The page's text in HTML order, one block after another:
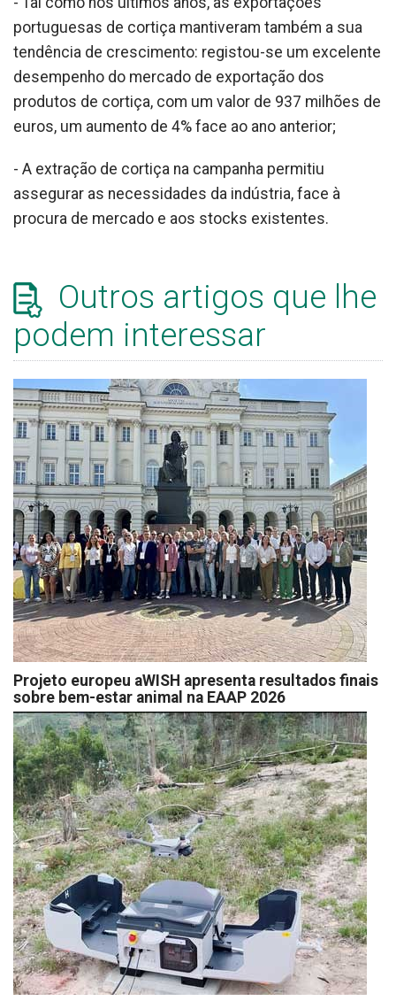
portuguesas de cortiça mantiveram também a sua
tendência de crescimento: registou-se um excelente
desempenho do mercado de exportação dos
produtos de cortiça, com um valor de 937 milhões de
euros, um aumento de 4% face ao ano anterior;
- A extração de cortiça na campanha permitiu
assegurar as necessidades da indústria, face à
procura de mercado e aos stocks existentes.
Outros artigos que lhe
podem interessar
Projeto europeu aWISH apresenta resultados finais
sobre bem-estar animal na EAAP 2026